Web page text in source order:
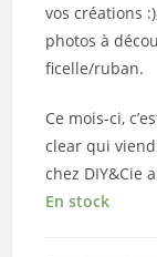
vos créations
photos à
ficelle/ruban.
Ce mois-ci,
clear qui
chez DIY&Cie
En stock